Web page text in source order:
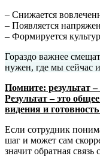
– Снижается
– Появляется
– Формируется
Гораздо важнее
нужен, где мы сейчас
Помните: результат
Результат – это
видения и
Если сотрудник
шаг и может сам
значит обратная связь